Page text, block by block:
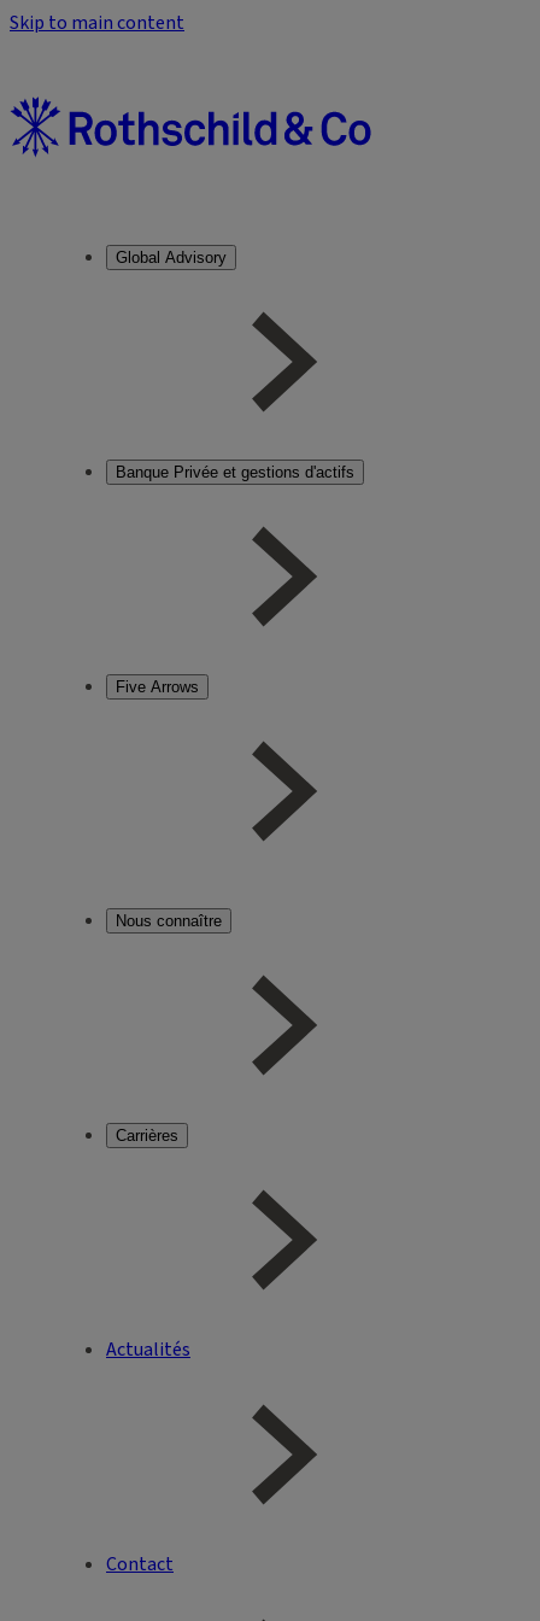
Skip to main content
Global Advisory
Banque Privée et gestions d'actifs
Five Arrows
Nous connaître
Carrières
Actualités
Contact